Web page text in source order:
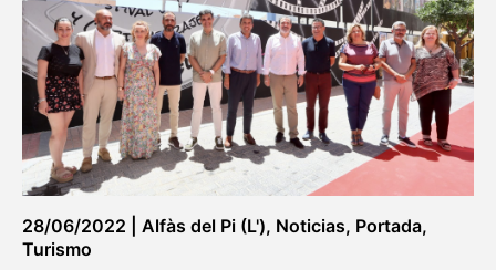
28/06/2022 Alfàs del Pi (L'), Noticias, Portada,
Turismo